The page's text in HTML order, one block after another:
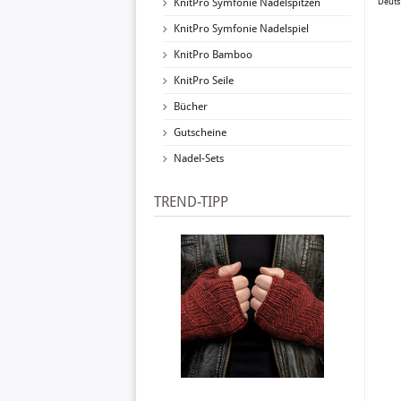
KnitPro Symfonie Nadelspitzen
KnitPro Symfonie Nadelspiel
KnitPro Bamboo
KnitPro Seile
Bücher
Gutscheine
Nadel-Sets
TREND-TIPP